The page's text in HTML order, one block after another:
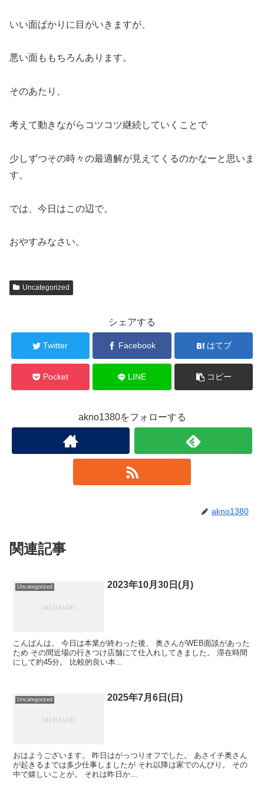
いい面ばかりに目がいきますが、
悪い面ももちろんあります。
そのあたり、
考えて動きながらコツコツ継続していくことで
少しずつその時々の最適解が見えてくるのかなーと思いま
す。
では、今日はこの辺で。
おやすみなさい。
Uncategorized
シェアする
Twitter Facebook はてブ
Pocket LINE コピー
akno1380をフォローする
akno1380
関連記事
Uncategorized 2023年10月30日(月)
こんばんは。 今日は本業が終わった後、 奥さんがWEB面談があった
ため その間近場の行きつけ店舗にて仕入れしてきました。 滞在時間
にして約45分。 比較的良い本...
Uncategorized 2025年7月6日(日)
おはようございます。 昨日はがっつりオフでした。 あさイチ奥さん
が起きるまでは多少仕事しましたが それ以降は家でのんびり。 その
中で嬉しいことが。 それは昨日か...